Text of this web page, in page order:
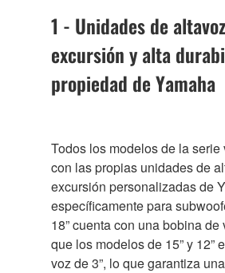
1 - Unidades de
excursión y alta
propiedad de Yamaha
Todos los modelos de la
con las propias unidades de
excursión personalizadas de
específicamente para
18” cuenta con una bobina de
que los modelos de 15” y 12”
voz de 3”, lo que garantiza